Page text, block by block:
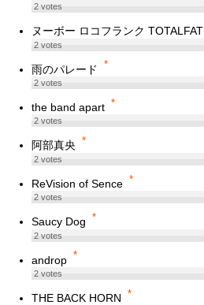
2votes
ヌーボー ロコフランク TOTALFAT
2votes
雨のパレード *
2votes
the band apart *
2votes
阿部真央 *
2votes
ReVision of Sence *
2votes
Saucy Dog *
2votes
androp *
2votes
THE BACK HORN *